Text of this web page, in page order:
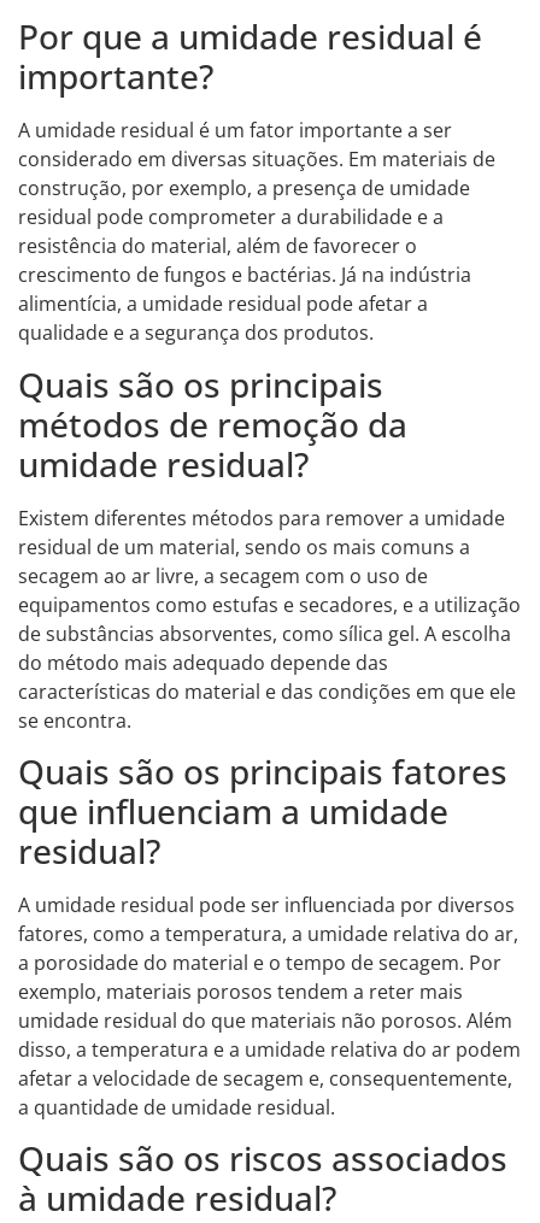
Por que a umidade residual é
importante?
A umidade residual é um fator importante a ser
considerado em diversas situações. Em materiais de
construção, por exemplo, a presença de umidade
residual pode comprometer a durabilidade e a
resistência do material, além de favorecer o
crescimento de fungos e bactérias. Já na indústria
alimentícia, a umidade residual pode afetar a
qualidade e a segurança dos produtos.
Quais são os principais
métodos de remoção da
umidade residual?
Existem diferentes métodos para remover a umidade
residual de um material, sendo os mais comuns a
secagem ao ar livre, a secagem com o uso de
equipamentos como estufas e secadores, e a utilização
de substâncias absorventes, como sílica gel. A escolha
do método mais adequado depende das
características do material e das condições em que ele
se encontra.
Quais são os principais fatores
que influenciam a umidade
residual?
A umidade residual pode ser influenciada por diversos
fatores, como a temperatura, a umidade relativa do ar,
a porosidade do material e o tempo de secagem. Por
exemplo, materiais porosos tendem a reter mais
umidade residual do que materiais não porosos. Além
disso, a temperatura e a umidade relativa do ar podem
afetar a velocidade de secagem e, consequentemente,
a quantidade de umidade residual.
Quais são os riscos associados
à umidade residual?